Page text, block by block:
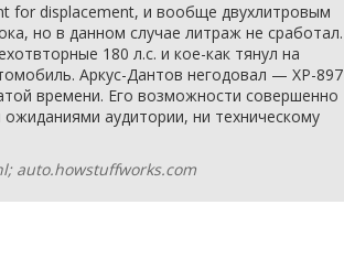
for displacement, и вообще двухлитровым
но в данном случае литраж не сработал.
180 л.с. и кое-как тянул на
Аркус-Дантов негодовал — XP-897
времени. Его возможности совершенно
аудитории, ни техническому
auto.howstuffworks.com